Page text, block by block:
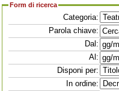
Form di ricerca
Categoria:
Parola chiave:
Dal:
Al:
Disponi per:
In ordine: